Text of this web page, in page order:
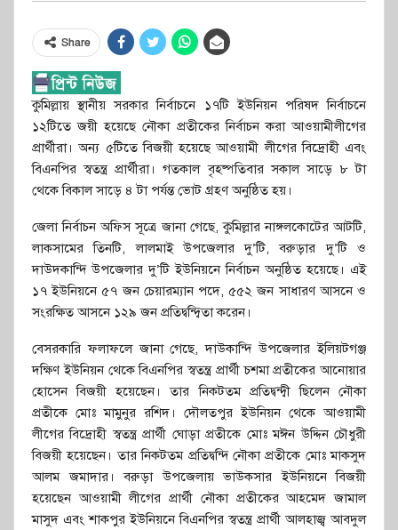
Share
কুমিল্লায় স্থানীয় সরকার নির্বাচনে ১৭টি ইউনিয়ন পরিষদ নির্বাচনে
১২টিতে জয়ী হয়েছে নৌকা প্রতীকের নির্বাচন করা আওয়ামীলীগের
প্রার্থীরা। অন্য ৫টিতে বিজয়ী হয়েছে আওয়ামী লীগের বিদ্রোহী এবং
বিএনপির স্বতন্ত্র প্রার্থীরা। গতকাল বৃহষ্পতিবার সকাল সাড়ে ৮ টা
থেকে বিকাল সাড়ে ৪ টা পর্যন্ত ভোট গ্রহণ অনুষ্ঠিত হয়।
জেলা নির্বাচন অফিস সূত্রে জানা গেছে, কুমিল্লার নাঙ্গলকোটের আটটি,
লাকসামের তিনটি, লালমাই উপজেলার দু’টি, বরুড়ার দু’টি ও
দাউদকান্দি উপজেলার দু’টি ইউনিয়নে নির্বাচন অনুষ্ঠিত হয়েছে। এই
১৭ ইউনিয়নে ৫৭ জন চেয়ারম্যান পদে, ৫৫২ জন সাধারণ আসনে ও
সংরক্ষিত আসনে ১২৯ জন প্রতিদ্বন্দ্বিতা করেন।
বেসরকারি ফলাফলে জানা গেছে, দাউকান্দি উপজেলার ইলিয়টগঞ্জ
দক্ষিণ ইউনিয়ন থেকে বিএনপির স্বতন্ত্র প্রার্থী চশমা প্রতীকের আনোয়ার
হোসেন বিজয়ী হয়েছেন। তার নিকটতম প্রতিদ্বন্দ্বী ছিলেন নৌকা
প্রতীকে মোঃ মামুনুর রশিদ। দৌলতপুর ইউনিয়ন থেকে আওয়ামী
লীগের বিদ্রোহী স্বতন্ত্র প্রার্থী ঘোড়া প্রতীকে মোঃ মঈন উদ্দিন চৌধুরী
বিজয়ী হয়েছেন। তার নিকটতম প্রতিদ্বন্দি নৌকা প্রতীকে মোঃ মাকসুদ
আলম জমাদার। বরুড়া উপজেলায় ভাউকসার ইউনিয়নে বিজয়ী
হয়েছেন আওয়ামী লীগের প্রার্থী নৌকা প্রতীকের আহমেদ জামাল
মাসুদ এবং শাকপুর ইউনিয়নে বিএনপির স্বতন্ত্র প্রার্থী আলহাজ্ব আবদুল